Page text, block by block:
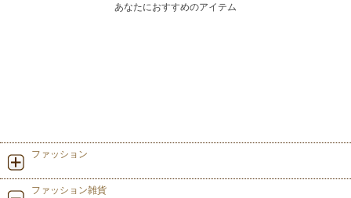
あなたにおすすめのアイテム
ファッション
ファッション雑貨